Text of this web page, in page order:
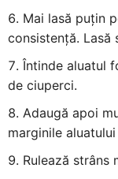
Mai lasă puțin
consistență. Lasă
Întinde aluatul
de ciuperci.
Adaugă apoi
marginile
Rulează strâns